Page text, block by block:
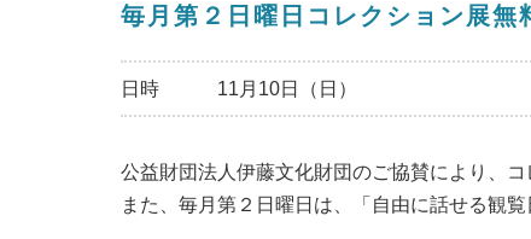
毎月第２日曜日コレクション展無
日時 11月10日（日）
公益財団法人伊藤文化財団のご協賛により、
また、毎月第２日曜日は、「自由に話せる観